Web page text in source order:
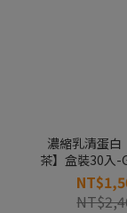
濃縮乳清蛋白
茶】盒裝30入-
果果能